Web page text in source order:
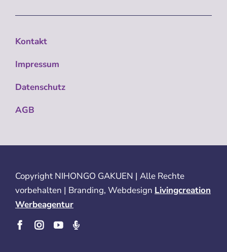
Kontakt
Impressum
Datenschutz
AGB
Copyright NIHONGO GAKUEN | Alle Rechte
vorbehalten | Branding, Webdesign Livingcreation
Werbeagentur